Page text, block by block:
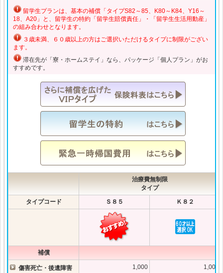
留学生プランは、基本の補償「タイプS82～85、K80～K84、Y16～
18、A20」と、留学生の特約「留学生賠償責任」・「留学生生活用動産」
の組み合わせとなります。
３歳未満、６０歳以上の方はご選択いただけるタイプに制限がござい
ます。
滞在先が「寮・ホームステイ」なら、パッケージ「 個人プラン 」がお
すすめです。
治療費無制限
タイプ
タイプコード
Ｓ８５ Ｋ８２
補償
傷害死亡・後遺障害 1,000
1,000